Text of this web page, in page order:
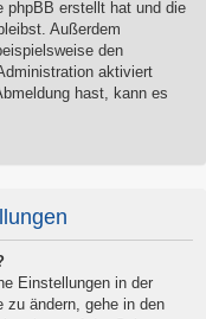
phpBB erstellt hat und die
Außerdem
den
aktiviert
hast, kann es
Einstellungen in der
zu ändern, gehe in den